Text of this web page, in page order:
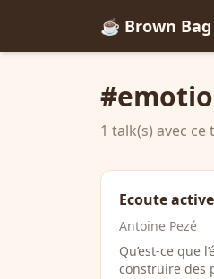
☕ Brown
1 talk(s) avec ce
Ecoute
Antoine Pezé
Qu’est-ce que
construire des